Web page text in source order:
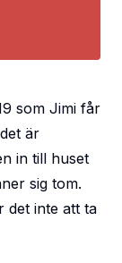
som Jimi får
är
in till huset
sig tom.
det inte att ta